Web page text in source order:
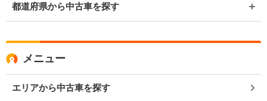
都道府県から中古車を探す
メニュー
エリアから中古車を探す